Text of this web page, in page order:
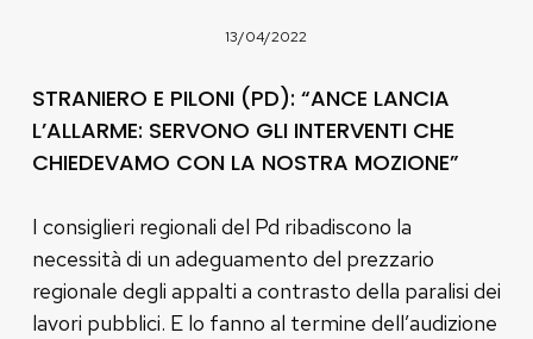
13/04/2022
STRANIERO E PILONI (PD): “ANCE LANCIA
L’ALLARME: SERVONO GLI INTERVENTI CHE
CHIEDEVAMO CON LA NOSTRA MOZIONE”
I consiglieri regionali del Pd ribadiscono la
necessità di un adeguamento del prezzario
regionale degli appalti a contrasto della paralisi dei
lavori pubblici. E lo fanno al termine dell’audizione